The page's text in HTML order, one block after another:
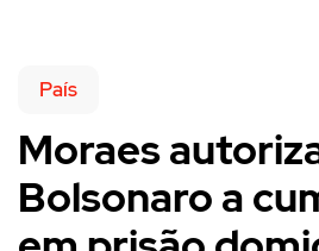
País
Moraes
Bolsonaro a